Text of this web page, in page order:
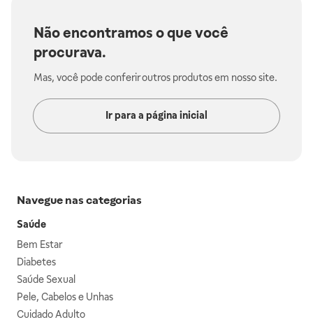
Não encontramos o que você
procurava.
Mas, você pode conferir outros produtos em nosso site.
Ir para a página inicial
Navegue nas categorias
Saúde
Bem Estar
Diabetes
Saúde Sexual
Pele, Cabelos e Unhas
Cuidado Adulto